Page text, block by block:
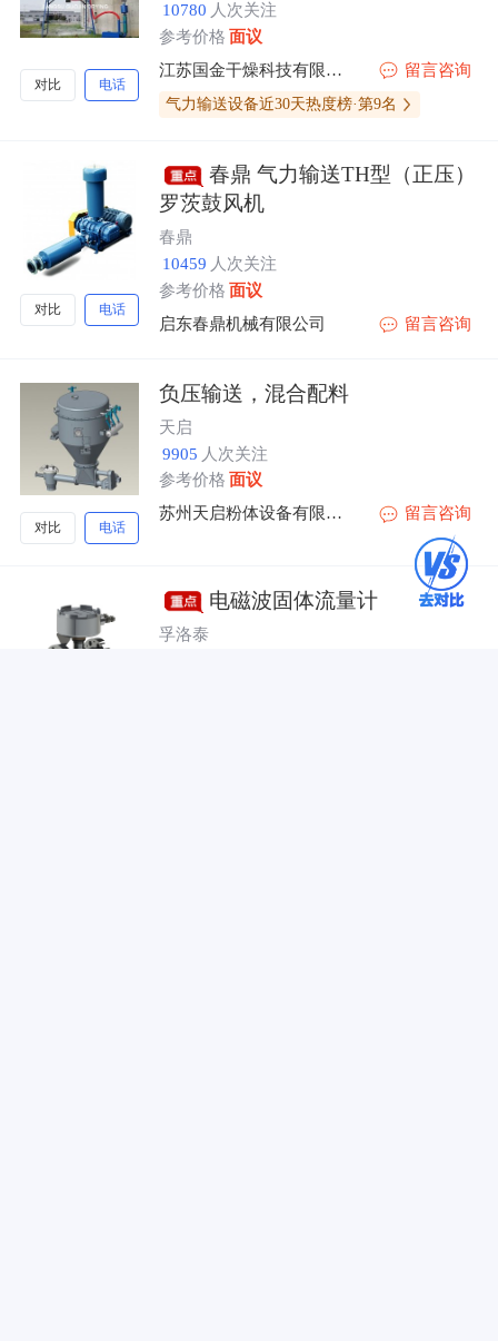
对比 电话
10780 人次关注
参考价格 面议
江苏国金干燥科技有限公司
留言咨询
气力输送设备近30天热度榜·第9名
对比 电话
春鼎 气力输送TH型（正压）
罗茨鼓风机
春鼎
10459 人次关注
参考价格 面议
启东春鼎机械有限公司
留言咨询
对比 电话
负压输送，混合配料
天启
9905 人次关注
参考价格 面议
苏州天启粉体设备有限公司
留言咨询
电磁波固体流量计
孚洛泰